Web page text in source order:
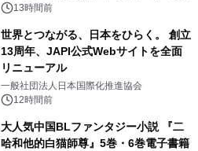
デザインズ
13時間前
世界とつながる、日本をひらく。 創立
13周年、JAPI公式Webサイトを全面
リニューアル
一般社団法人日本国際化推進協会
12時間前
大人気中国BLファンタジー小説 『二
哈和他的白猫師尊』5巻・6巻電子書籍